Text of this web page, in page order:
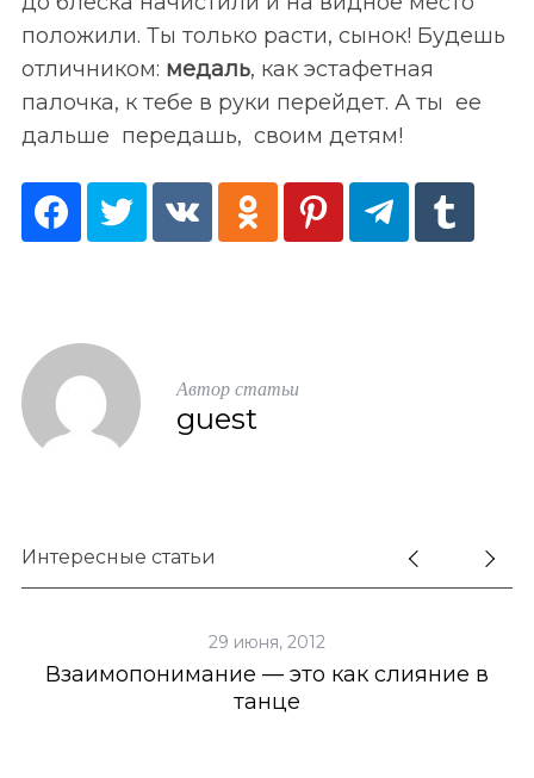
положили. Ты только расти, сынок! Будешь
отличником: медаль, как эстафетная
палочка, к тебе в руки перейдет. А ты ее
дальше передашь, своим детям!
Автор статьи
guest
Интересные статьи
29 июня, 2012
Взаимопонимание — это как слияние в
танце